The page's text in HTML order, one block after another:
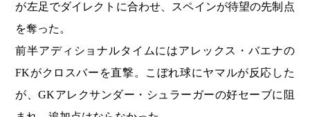
が左足でダイレクトに合わせ、スペインが待望の先制点
を奪った。
前半アディショナルタイムにはアレックス・バエナの
FKがクロスバーを直撃。こぼれ球にヤマルが反応した
が、GKアレクサンダー・シュラーガーの好セーブに阻